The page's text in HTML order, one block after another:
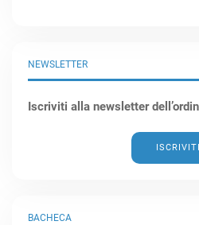
BACHECA
NEWSLETTER
Iscriviti alla newsletter
ISCRIVITI